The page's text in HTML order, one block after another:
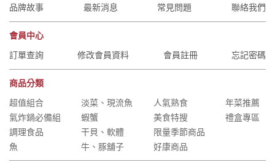
品牌故事
最新消息 常見問題 聯絡我們
會員中心
訂單查詢
修改會員資料 會員註冊 忘記密碼
商品分類
超值組合
氣炸鍋必備組
調理食品
魚
淡菜、現流魚
蝦蟹
干貝、軟體
牛、豚舖子
人氣熟食
美食特搜
限量季節商品
好康商品
年菜推薦
禮盒專區